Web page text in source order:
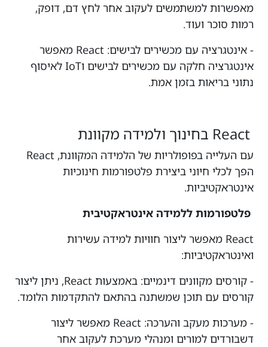
מאפשרות למשתמשים לעקוב אחר לחץ דם, דופק,
רמות סוכר ועוד.
- אינטגרציה עם מכשירים לבישים: React מאפשר
אינטגרציה חלקה עם מכשירים לבישים וIoT לאיסוף
נתוני בריאות בזמן אמת.
עם העלייה בפופולריות של הלמידה המקוונת, React
הפך לכלי חיוני ביצירת פלטפורמות חינוכיות
אינטראקטיביות.
פלטפורמות ללמידה אינטראקטיבית
React מאפשר ליצור חוויות למידה עשירות
ואינטראקטיביות:
- קורסים מקוונים דינמיים: באמצעות React, ניתן ליצור
קורסים עם תוכן שמשתנה בהתאם להתקדמות הלומד.
- מערכות מעקב והערכה: React מאפשר ליצור
דשבורדים למורים ומנהלי מערכת לעקוב אחר